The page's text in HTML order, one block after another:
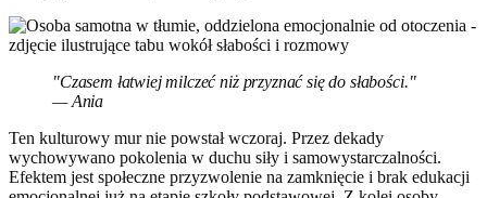
"Czasem łatwiej milczeć niż przyznać się do słabości."
— Ania
Ten kulturowy mur nie powstał wczoraj. Przez dekady
wychowywano pokolenia w duchu siły i samowystarczalności.
Efektem jest społeczne przyzwolenie na zamknięcie i brak edukacji